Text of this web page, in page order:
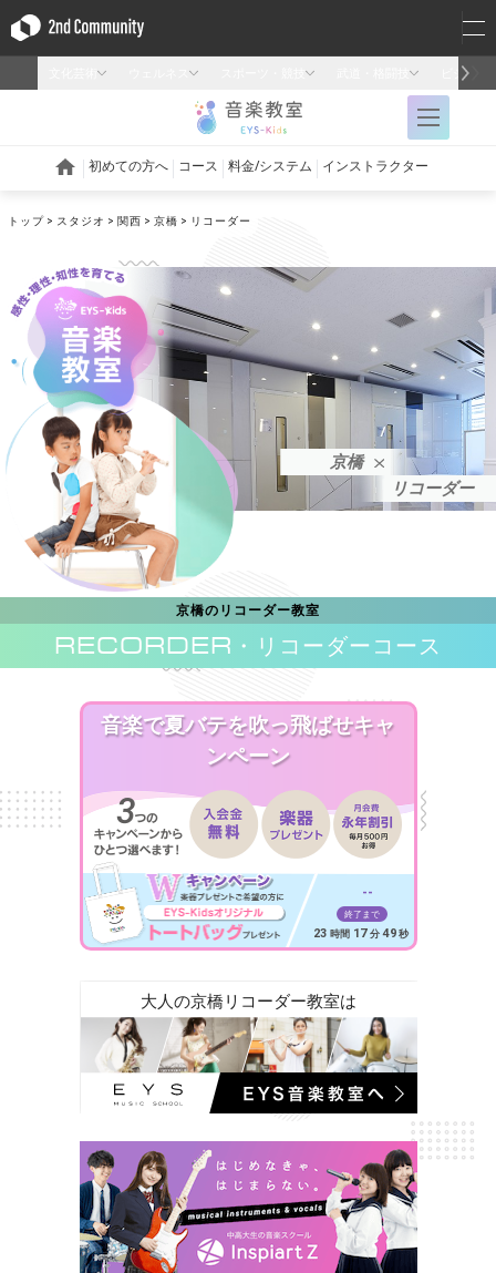
トップ スタジオ 関西 京橋 リコーダー
京橋
リコーダー
京橋のリコーダー教室
RECORDER ・リコーダーコース
音楽で夏バテを吹っ飛ばせキャ
ンペーン
--
終了まで
23 時間 17 分 47 秒
大人の京橋リコーダー教室は